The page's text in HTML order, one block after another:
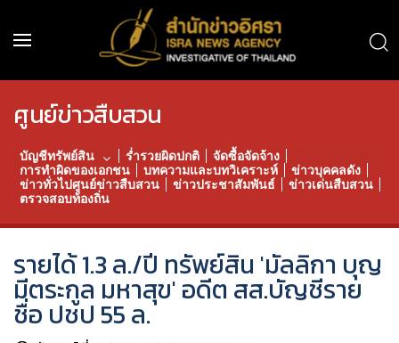
ศูนย์ข่าวสืบสวน
บัญชีทรัพย์สิน ร่ำรวยผิดปกติ
จัดซื้อจัดจ้าง
การทำผิดของเอกชน
บทความและบทวิเคราะห์
ข่าวบุคคลดัง
ข่าวทั่วไปศูนย์ข่าวสืบสวน
ข่าวประชาสัมพันธ์
ข่าวเด่นสืบสวน
ตรวจสอบท้องถิ่น
รายได้ 1.3 ล./ปี ทรัพย์สิน 'มัลลิกา บุญ
มีตระกูล มหาสุข' อดีต สส.บัญชีราย
ชื่อ ปชป 55 ล.